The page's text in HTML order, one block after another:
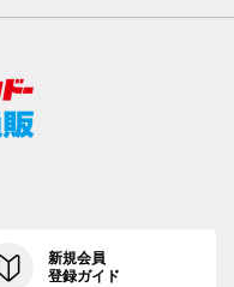
新規会員
登録ガイド